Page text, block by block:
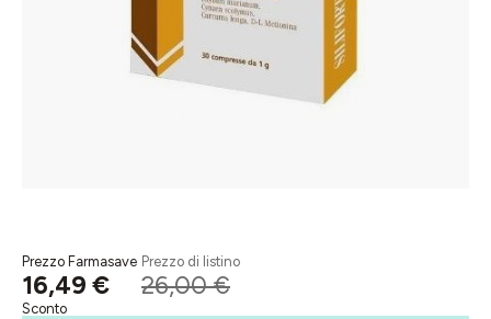
Prezzo Farmasave
16,49 €
Prezzo di listino
26,00 €
Sconto